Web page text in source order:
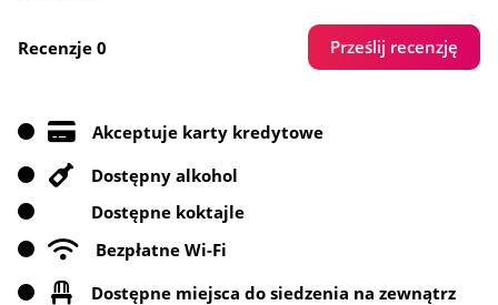
Recenzje 0 Prześlij recenzję
Akceptuje karty kredytowe
Dostępny alkohol
Dostępne koktajle
Bezpłatne Wi-Fi
Dostępne miejsca do siedzenia na zewnątrz